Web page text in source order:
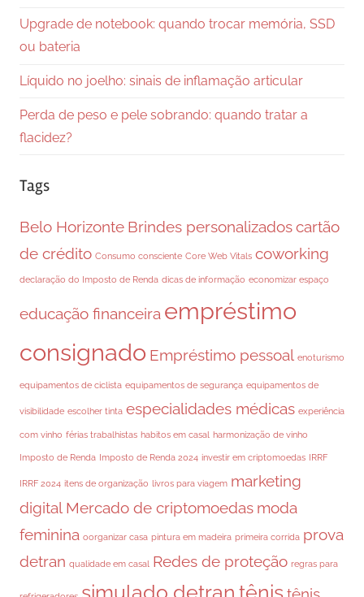
Upgrade de notebook: quando trocar memória, SSD
ou bateria
Líquido no joelho: sinais de inflamação articular
Perda de peso e pele sobrando: quando tratar a
flacidez?
Tags
Belo Horizonte Brindes personalizadoscartão
de crédito Consumo consciente Core Web Vitals coworking
declaração do Imposto de Renda dicas de informação economizar espaço
educação financeira empréstimo
consignado Empréstimo pessoal enoturismo
equipamentos de ciclista equipamentos de segurança equipamentos de
visibilidade escolher tinta especialidades médicas experiência
com vinho férias trabalhistas habitos em casal harmonização de vinho
Imposto de Renda Imposto de Renda 2024 investir em criptomoedas IRRF
IRRF 2024 itens de organização livros para viagem marketing
digital Mercado de criptomoedas moda
feminina oorganizar casa pintura em madeira primeira corrida prova
detran qualidade em casal Redes de proteção regras para